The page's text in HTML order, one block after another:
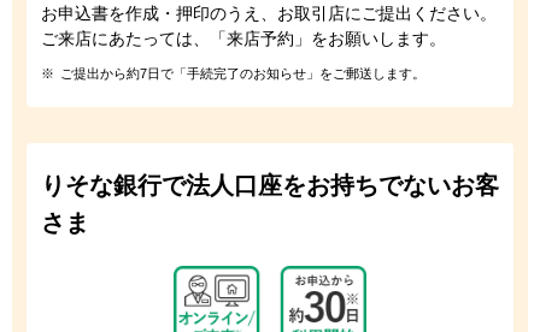
お申込書を作成・押印のうえ、お取引店にご提出ください。
ご来店にあたっては、「来店予約」をお願いします。
※ ご提出から約7日で「手続完了のお知らせ」をご郵送します。
りそな銀行で法人口座をお持ちでないお客
さま